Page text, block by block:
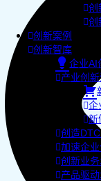
创
创
创新案例
创新智库
企业AI
产业创
企
新
创造
加速企
创新业
产品驱